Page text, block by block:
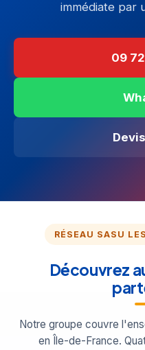
immédiate par
09
RÉSEAU SASU
Découvrez
Notre groupe couvre
en Île-de-France.